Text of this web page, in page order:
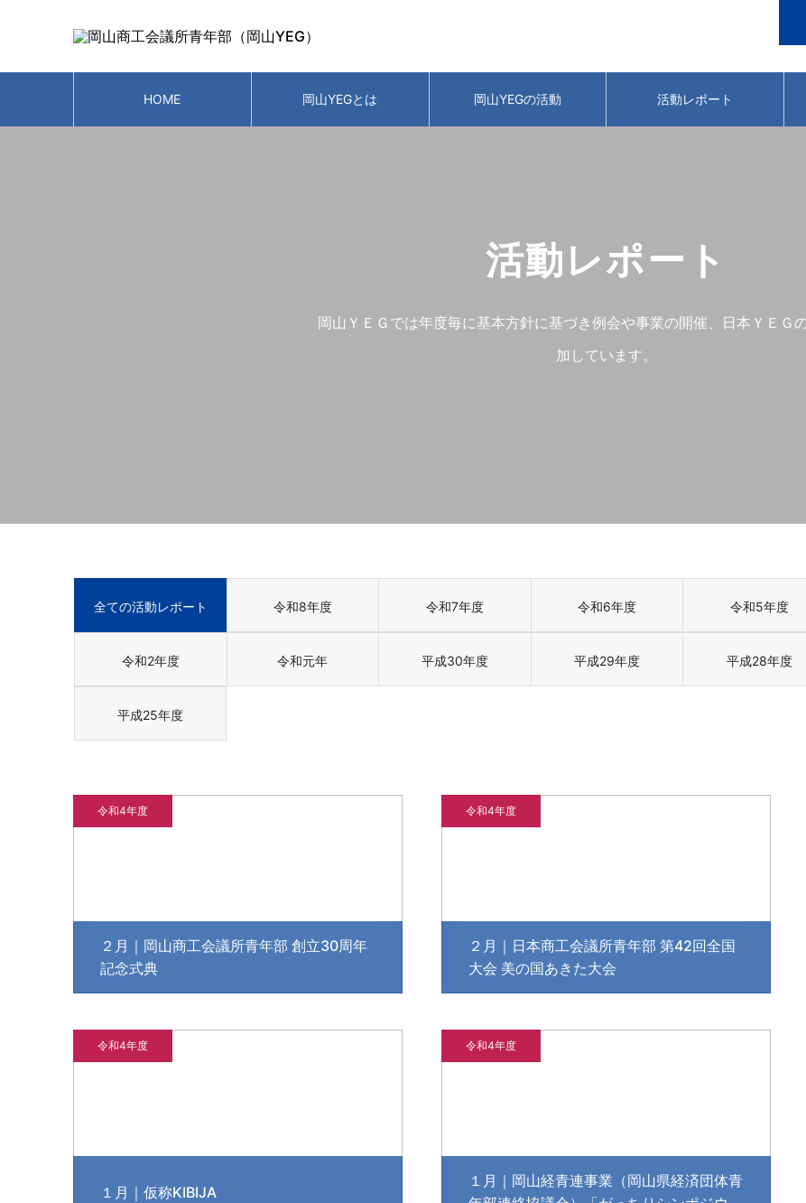
HOME 岡山YEGとは 岡山YEGの活動 活動レポート
活動レポート
岡山ＹＥＧでは年度毎に基本方針に基づき例会や事業の開催、日本ＹＥＧ
加しています。
全ての活動レポート 令和8年度 令和7年度 令和6年度 令和5年度
令和2年度 令和元年 平成30年度 平成29年度 平成28年度
平成25年度
令和4年度
２月｜岡山商工会議所青年部 創立30周年
記念式典
令和4年度
２月｜日本商工会議所青年部 第42回全国
大会 美の国あきた大会
令和4年度
１月｜仮称KIBIJA
令和4年度
１月｜岡山経青連事業（岡山県経済団体青